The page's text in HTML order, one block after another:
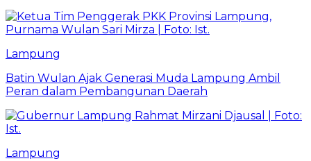
Lampung
Batin Wulan Ajak Generasi Muda Lampung Ambil
Peran dalam Pembangunan Daerah
Lampung